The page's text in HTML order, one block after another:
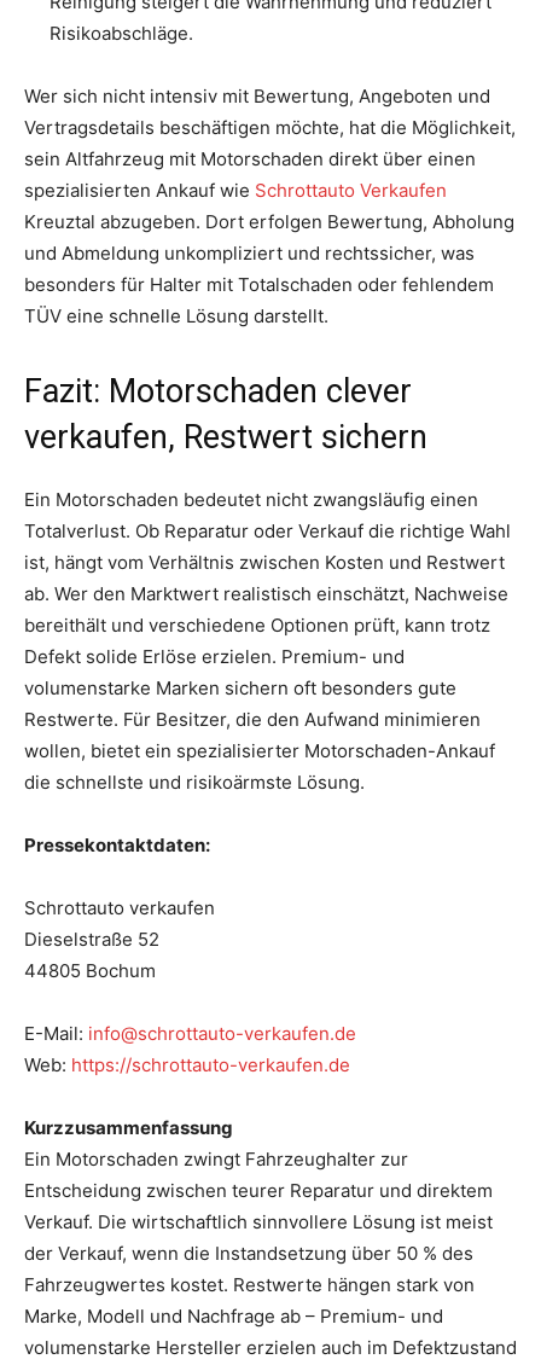
Risikoabschläge.
Wer sich nicht intensiv mit Bewertung, Angeboten und
Vertragsdetails beschäftigen möchte, hat die Möglichkeit,
sein Altfahrzeug mit Motorschaden direkt über einen
spezialisierten Ankauf wie Schrottauto Verkaufen
Kreuztal abzugeben. Dort erfolgen Bewertung, Abholung
und Abmeldung unkompliziert und rechtssicher, was
besonders für Halter mit Totalschaden oder fehlendem
TÜV eine schnelle Lösung darstellt.
Fazit: Motorschaden clever
verkaufen, Restwert sichern
Ein Motorschaden bedeutet nicht zwangsläufig einen
Totalverlust. Ob Reparatur oder Verkauf die richtige Wahl
ist, hängt vom Verhältnis zwischen Kosten und Restwert
ab. Wer den Marktwert realistisch einschätzt, Nachweise
bereithält und verschiedene Optionen prüft, kann trotz
Defekt solide Erlöse erzielen. Premium- und
volumenstarke Marken sichern oft besonders gute
Restwerte. Für Besitzer, die den Aufwand minimieren
wollen, bietet ein spezialisierter Motorschaden-Ankauf
die schnellste und risikoärmste Lösung.
Pressekontaktdaten:
Schrottauto verkaufen
Dieselstraße 52
44805 Bochum
E-Mail: info@schrottauto-verkaufen.de
Web: https://schrottauto-verkaufen.de
Kurzzusammenfassung
Ein Motorschaden zwingt Fahrzeughalter zur
Entscheidung zwischen teurer Reparatur und direktem
Verkauf. Die wirtschaftlich sinnvollere Lösung ist meist
der Verkauf, wenn die Instandsetzung über 50 % des
Fahrzeugwertes kostet. Restwerte hängen stark von
Marke, Modell und Nachfrage ab – Premium- und
volumenstarke Hersteller erzielen auch im Defektzustand